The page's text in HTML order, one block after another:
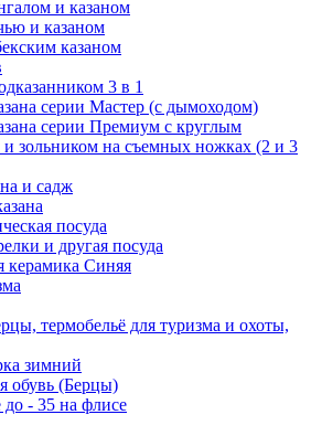
и казаном
и казаном
казаном
3 в 1
серии Мастер (с дымоходом)
серии Премиум с круглым
зольником на съемных ножках (2 и 3
и садж
посуда
и другая посуда
керамика Синяя
термобельё для туризма и охоты,
зимний
обувь (Берцы)
до - 35 на флисе